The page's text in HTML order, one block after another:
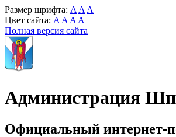
Размер шрифта: A A A
Цвет сайта: A A A A
Полная версия сайта
Администрация
Официальный интернет-